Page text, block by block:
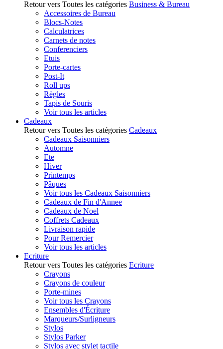
Retour vers Toutes les catégories Business & Bureau
Accessoires de Bureau
Blocs-Notes
Calculatrices
Carnets de notes
Conferenciers
Etuis
Porte-cartes
Post-It
Roll ups
Règles
Tapis de Souris
Voir tous les articles
Cadeaux
Retour vers Toutes les catégories Cadeaux
Cadeaux Saisonniers
Automne
Ete
Hiver
Printemps
Pâques
Voir tous les Cadeaux Saisonniers
Cadeaux de Fin d'Annee
Cadeaux de Noel
Coffrets Cadeaux
Livraison rapide
Pour Remercier
Voir tous les articles
Ecriture
Retour vers Toutes les catégories Ecriture
Crayons
Crayons de couleur
Porte-mines
Voir tous les Crayons
Ensembles d'Écriture
Marqueurs/Surligneurs
Stylos
Stylos Parker
Stylos avec stylet tactile